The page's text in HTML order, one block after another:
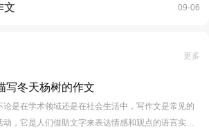
文 09-06
更多
写冬天杨树的作文
论是在学术领域还是在社会生活中，写作文是常见的
动，它是人们借助文字来表达情感和观点的语言实